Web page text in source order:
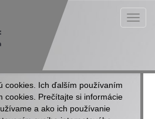
cookies v súlade soZákonom č.
cookies. Ich ďalším používaním
cookies. Prečítajte si informácie
a ako ich používanie